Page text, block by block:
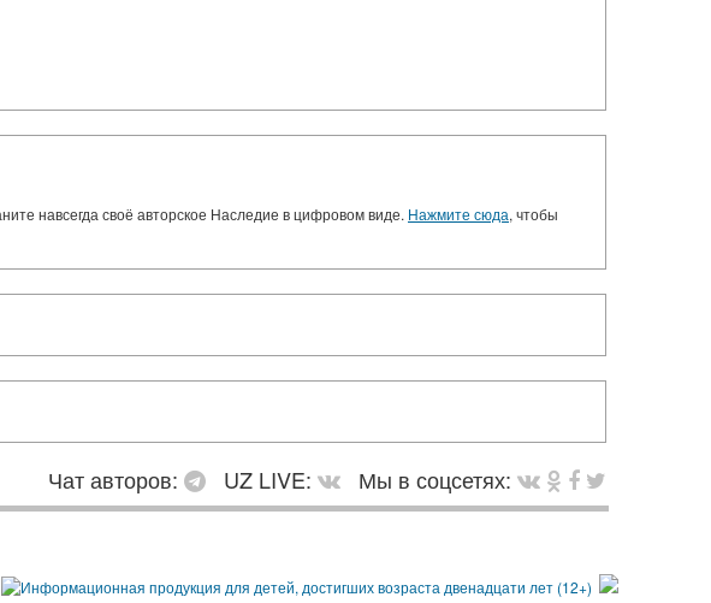
навсегда своё авторское Наследие в цифровом виде. Нажмите сюда, чтобы
Чат авторов: UZ LIVE:
Мы в соцсетях: